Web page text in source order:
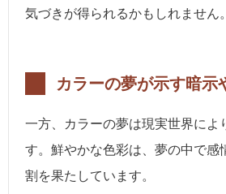
気づきが得られるかもしれません。
カラーの夢が示す暗示
一方、カラーの夢は現実世界によ
す。鮮やかな色彩は、夢の中で感
割を果たしています。